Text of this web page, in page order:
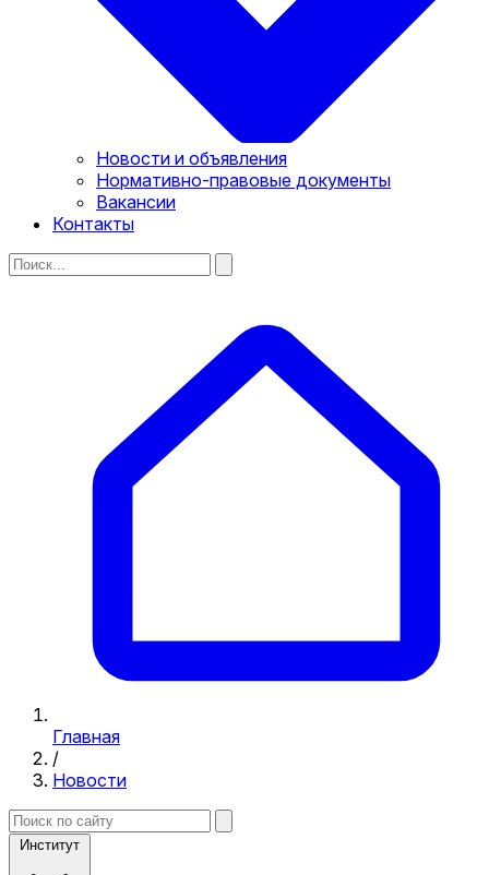
Новости и объявления
Нормативно-правовые документы
Вакансии
Контакты
Главная
/
Новости
Институт